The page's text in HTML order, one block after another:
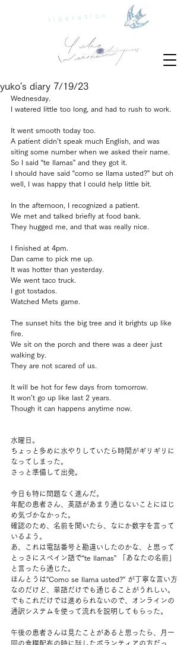
liberation
yuko's diary 7/19/23
Wednesday.
I watered little too long, and had to rush to work.
It went smooth today too.
A patient didn’t speak much English, and was
siting some number when we asked their name.
So I said “te llamas” and they got it.
I should have said “como se llama usted?” but oh
well, I was happy that I could help little bit.
In the afternoon, I recognized a patient.
We met and talked briefly at food bank.
They hugged me, and that was really nice.
I finished at 4pm.
Dan came to pick me up.
It was hotter than yesterday.
We went taco truck.
I got tostados.
Watched Mets game.
The sunset hits the big tree and it brights up like
fire.
We sit on the porch and there was a deer just
walking by.
They are not scared of us.
It will be hot for few days from tomorrow.
It won’t go up like last 2 years.
Though it can happens anytime now.
水曜日。
ちょっと多めに水やりしていたら時間がギリギリに
なってしまった。
さっと準備して出発。
今日も特に問題なく進んだ。
年配の患者さん、英語があまり通じないことにはじ
め気づかなかった。
確認のため、名前を聞いたら、なにか数字を言って
いるよう。
あ、これは電話番号と勘違いしたのかな、と思って
とっさにスペイン語で“te llamas” 「あなたの名前」
と言ったら通じた。
ほんとうは”Como se llama usted?” が丁寧な言い方
なのだけど、単語だけでも通じることがうれしい。
でもこれだけでは進められないので、オンラインの
通訳システムを使って流れを説明してもらった。
午後の患者さんは見たことがあると思ったら、月一
回の食糧配布の時に話したボランティアの方だっ